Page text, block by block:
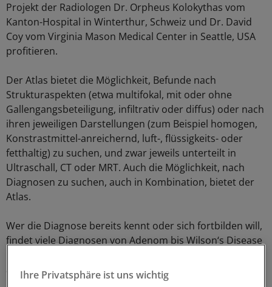
Projekt der Radiologen Dr. Orpheus Kolokythas vom
Kanton-Hospital in Winterthur, Schweiz und Dr. David
Coy vom Virginia Mason Medical Center in Seattle, USA
profitieren.
Der Atlas bietet die Möglichkeit, Befunde nach
Strukturaspekten (etwa multifokal, mit oder ohne
Gallengangsbeteiligung, infiltrativ oder diffus) oder nach
ihren jeweiligen Darstellungen (zum Beispiel homogen,
Konstrastmittel-anreichernd, luft-, flüssigkeits- oder
fetthaltig) zu suchen, und zwar jeweils unterteilt in
Ultraschall, CT oder MRT. Auch die Möglichkeit, nach
Diagnosen zu suchen, auch in Kombination, bietet der
Atlas.
Wer die Diagnose bereits kennt oder sich fortbilden will,
findet viele Diagnosen von Adenom bis Wilson‘s Disease
alle drei bildgebenden Verfahren.
Ihre Privatsphäre ist uns wichtig